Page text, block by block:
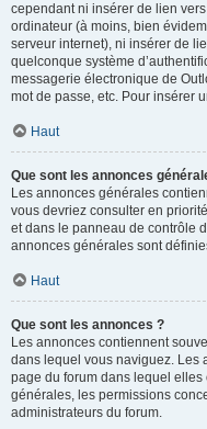
cependant ni insérer de lien
ordinateur (à moins, bien
serveur internet), ni insérer de
quelconque système
messagerie électronique de
mot de passe, etc. Pour insérer
Haut
Que sont les annonces
Les annonces générales
vous devriez consulter en
et dans le panneau de contrôle
annonces générales sont
Haut
Que sont les annonces ?
Les annonces contiennent
dans lequel vous naviguez. Les
page du forum dans lequel
générales, les permissions
administrateurs du forum.